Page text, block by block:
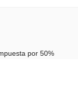
por 50%